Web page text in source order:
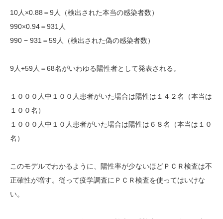
10人×0.88＝9人（検出された本当の感染者数）
990×0.94＝931人
990 − 931＝59人（検出された偽の感染者数）
9人+59人＝68名がいわゆる陽性者として発表される。
１０００人中１００人患者がいた場合は陽性は１４２名（本当は
１００名）
１０００人中１０人患者がいた場合は陽性は６８名（本当は１０
名）
このモデルでわかるように、陽性率が少ないほどＰＣＲ検査は不
正確性が増す。従って疫学調査にＰＣＲ検査を使ってはいけな
い。